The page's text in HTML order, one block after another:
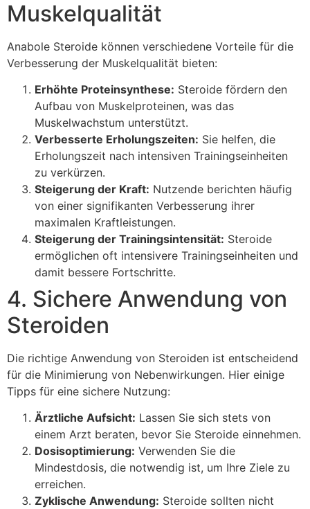
Muskelqualität
Anabole Steroide können verschiedene Vorteile für die
Verbesserung der Muskelqualität bieten:
Erhöhte Proteinsynthese: Steroide fördern den
Aufbau von Muskelproteinen, was das
Muskelwachstum unterstützt.
Verbesserte Erholungszeiten: Sie helfen, die
Erholungszeit nach intensiven Trainingseinheiten
zu verkürzen.
Steigerung der Kraft: Nutzende berichten häufig
von einer signifikanten Verbesserung ihrer
maximalen Kraftleistungen.
Steigerung der Trainingsintensität: Steroide
ermöglichen oft intensivere Trainingseinheiten und
damit bessere Fortschritte.
4. Sichere Anwendung von
Steroiden
Die richtige Anwendung von Steroiden ist entscheidend
für die Minimierung von Nebenwirkungen. Hier einige
Tipps für eine sichere Nutzung:
Ärztliche Aufsicht: Lassen Sie sich stets von
einem Arzt beraten, bevor Sie Steroide einnehmen.
Dosisoptimierung: Verwenden Sie die
Mindestdosis, die notwendig ist, um Ihre Ziele zu
erreichen.
Zyklische Anwendung: Steroide sollten nicht